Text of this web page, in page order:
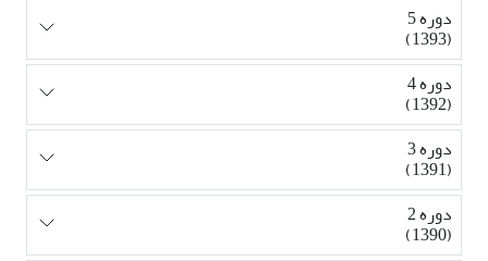
دوره 5
(1393)
دوره 4
(1392)
دوره 3
(1391)
دوره 2
(1390)